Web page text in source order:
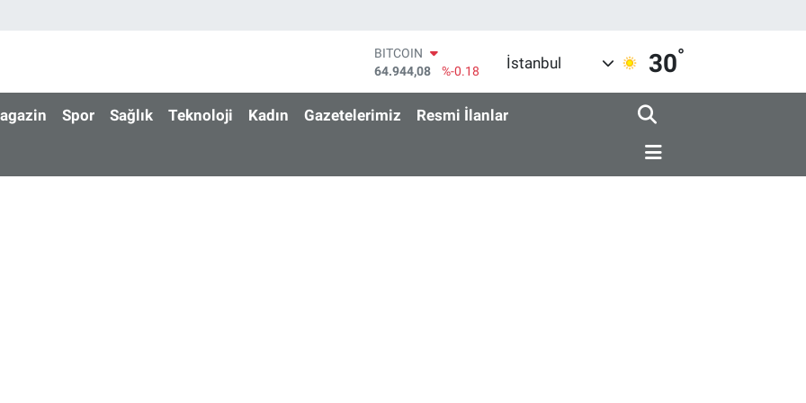
BITCOIN
64.944,08
%-0.18
47,7436
%0.18
EURO
64,4811
%0.38
İstanbul 30°
Spor Sağlık Teknoloji Kadın Gazetelerimiz Resmi İlanlar